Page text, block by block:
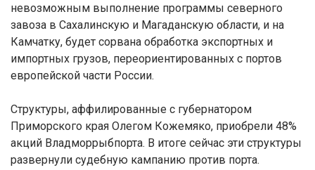
невозможным выполнение программы северного
завоза в Сахалинскую и Магаданскую области, и на
Камчатку, будет сорвана обработка экспортных и
импортных грузов, переориентированных с портов
европейской части России.
Структуры, аффилированные с губернатором
Приморского края Олегом Кожемяко, приобрели 48%
акций Владморрыбпорта. В итоге сейчас эти структуры
развернули судебную кампанию против порта.